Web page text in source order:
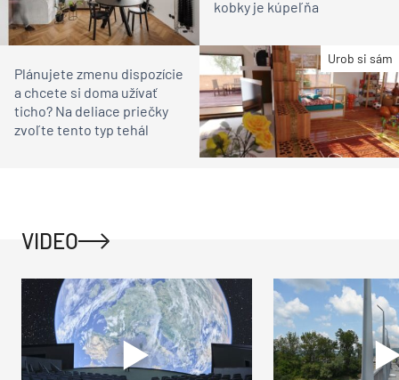
kobky je kúpeľňa
Urob si sám
Plánujete zmenu dispozície
a chcete si doma užívať
ticho? Na deliace priečky
zvoľte tento typ tehál
VIDEO